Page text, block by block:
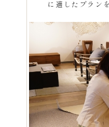
に適したプラン